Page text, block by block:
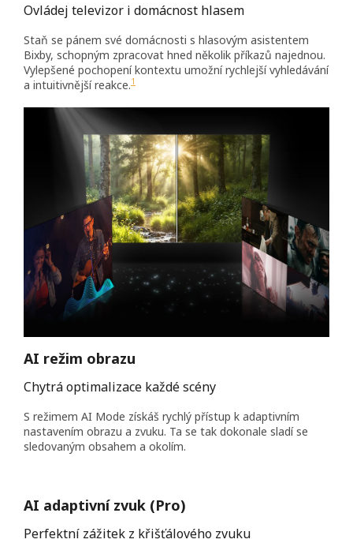
Ovládej televizor i domácnost hlasem
Staň se pánem své domácnosti s hlasovým asistentem
Bixby, schopným zpracovat hned několik příkazů najednou.
Vylepšené pochopení kontextu umožní rychlejší vyhledávání
a intuitivnější reakce.1
AI režim obrazu
Chytrá optimalizace každé scény
S režimem AI Mode získáš rychlý přístup k adaptivním
nastavením obrazu a zvuku. Ta se tak dokonale sladí se
sledovaným obsahem a okolím.
AI adaptivní zvuk (Pro)
Perfektní zážitek z křišťálového zvuku